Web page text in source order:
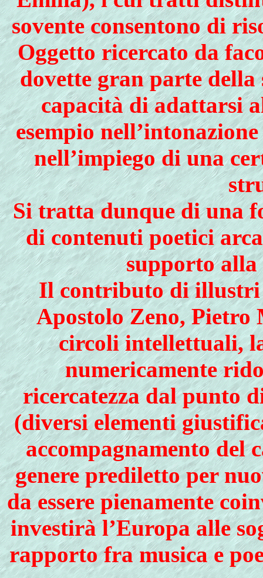
sovente consentono di
Oggetto ricercato da
dovette gran parte
capacità di adattarsi
esempio
nell’impiego di una
Si tratta dunque di una
di contenuti poetici
supporto alla
Il contributo di
Apostolo Zeno, Pietro
circoli intellettuali,
numericamente
ricercatezza dal punto
(diversi elementi
accompagnamento del
genere prediletto per
da essere pienamente
investirà l’Europa alle
rapporto fra musica e